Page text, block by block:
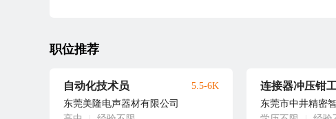
职位推荐
自动化技术员
东莞美隆电声器材有限公司
5.5-6K 连接器冲压钳
东莞市中井精密